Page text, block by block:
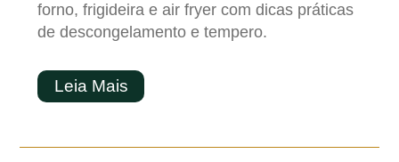
forno, frigideira e air fryer com dicas práticas
de descongelamento e tempero.
Leia Mais